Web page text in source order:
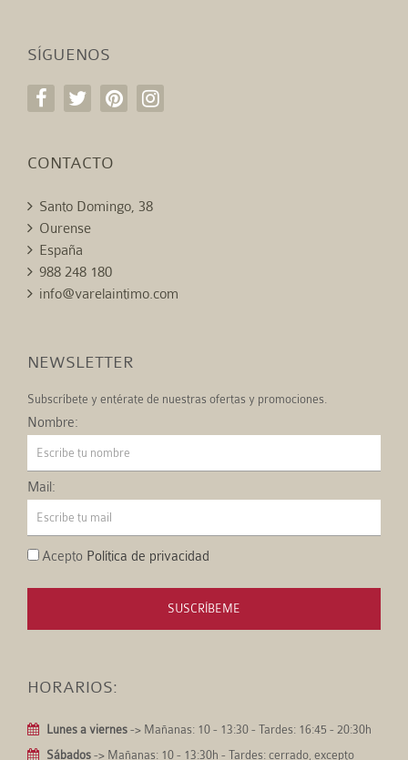
SÍGUENOS
CONTACTO
Santo Domingo, 38
Ourense
España
988 248 180
info@varelaintimo.com
NEWSLETTER
Subscríbete y entérate de nuestras ofertas y promociones.
Nombre:
Mail:
Acepto Política de privacidad
SUSCRÍBEME
HORARIOS:
Lunes a viernes -> Mañanas: 10 - 13:30 - Tardes: 16:45 - 20:30h
Sábados -> Mañanas: 10 - 13:30h - Tardes: cerrado, excepto